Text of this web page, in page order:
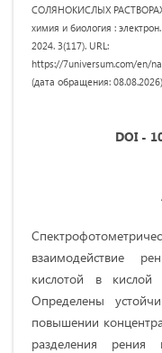
СОЛЯНОКИСЛЫХ
химия и биология :
2024. 3(117). URL:
https://7universum.com/en/
(дата обращения:
DOI -
взаимодействие
кислотой в
Определены
повышении
разделения